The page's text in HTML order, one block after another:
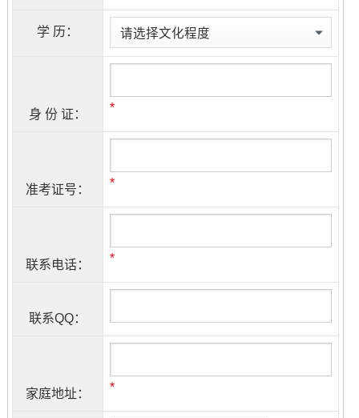
学 历：
身 份 证： *
准考证号： *
联系电话： *
联系QQ：
家庭地址： *